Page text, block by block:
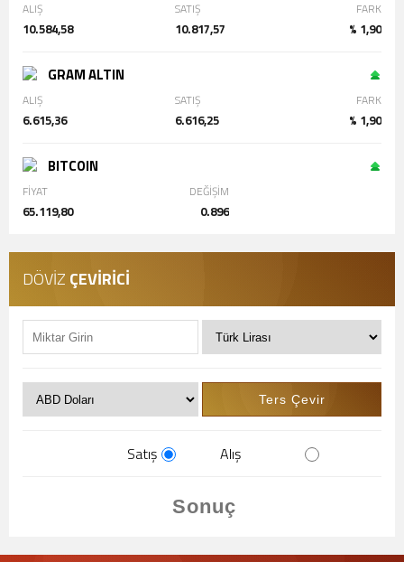
ALIŞ SATIŞ FARK
10.584,58 10.817,57 % 1,90
GRAM ALTIN
ALIŞ SATIŞ FARK
6.615,36 6.616,25 % 1,90
BITCOIN
FİYAT DEĞİŞİM
65.119,80 0.896
DÖVİZ ÇEVİRİCİ
Satış Alış